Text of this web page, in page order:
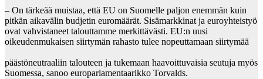
– On tärkeää muistaa, että EU on Suomelle paljon enemmän kuin
pitkän aikavälin budjetin euromäärät. Sisämarkkinat ja euroyhteistyö
ovat vahvistaneet talouttamme merkittävästi. EU:n uusi
oikeudenmukaisen siirtymän rahasto tulee nopeuttamaan siirtymää
päästöneutraaliin talouteen ja tukemaan haavoittuvaisia seutuja myös
Suomessa, sanoo europarlamentaarikko Torvalds.